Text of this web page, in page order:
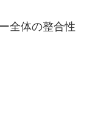
全体の整合性